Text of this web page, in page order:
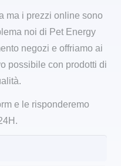
ma i prezzi online sono
noi di Pet Energy
negozi e offriamo ai
possibile con prodotti di
e le risponderemo